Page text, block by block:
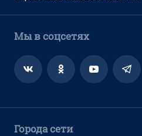
Мы в соцсетях
Города сети